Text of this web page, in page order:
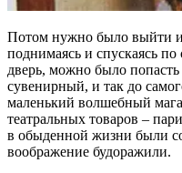
Потом нужно было выйти
поднимаясь и спускаясь по
дверь, можно было
сувенирный, и так до
маленький волшебный
театральных товаров –
в обыденной жизни были
воображение будоражили.